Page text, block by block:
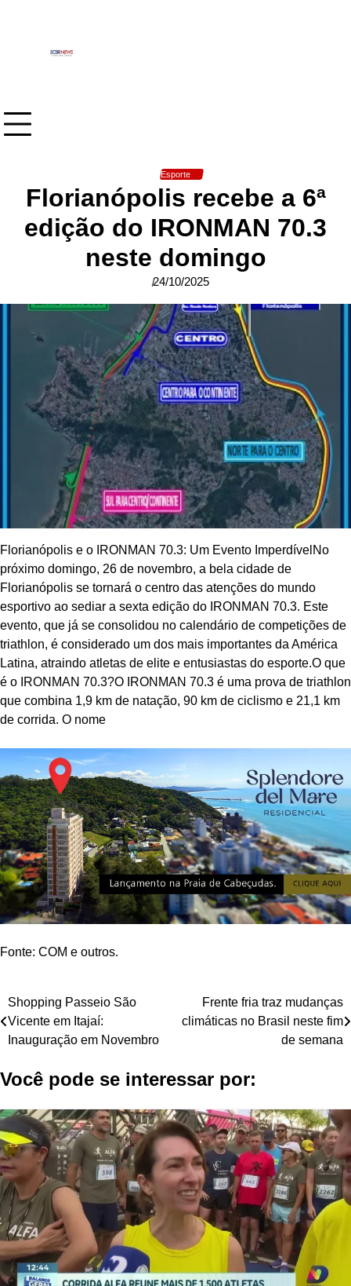
Esporte
Florianópolis recebe a 6ª
edição do IRONMAN 70.3
neste domingo
24/10/2025
Florianópolis e o IRONMAN 70.3: Um Evento ImperdívelNo
próximo domingo, 26 de novembro, a bela cidade de
Florianópolis se tornará o centro das atenções do mundo
esportivo ao sediar a sexta edição do IRONMAN 70.3. Este
evento, que já se consolidou no calendário de competições de
triathlon, é considerado um dos mais importantes da América
Latina, atraindo atletas de elite e entusiastas do esporte.O que
é o IRONMAN 70.3?O IRONMAN 70.3 é uma prova de triathlon
que combina 1,9 km de natação, 90 km de ciclismo e 21,1 km
de corrida. O nome
Fonte: COM e outros.
Navegação
de
Shopping Passeio São
Vicente em Itajaí:
Inauguração em Novembro
Frente fria traz mudanças
climáticas no Brasil neste fim
de semana
Você pode se interessar por: